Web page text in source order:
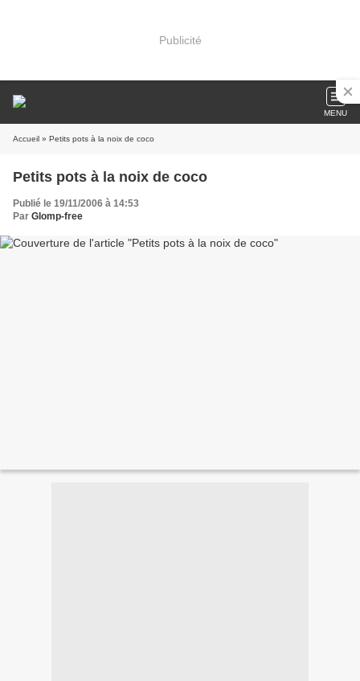
Publicité
MENU
Accueil » Petits pots à la noix de coco
Petits pots à la noix de coco
Publié le 19/11/2006 à 14:53
Par Glomp-free